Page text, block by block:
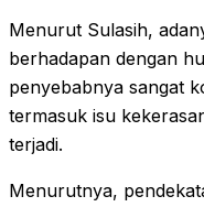
Menurut Sulasih,
berhadapan dengan
penyebabnya sangat
termasuk isu
terjadi.
Menurutnya,